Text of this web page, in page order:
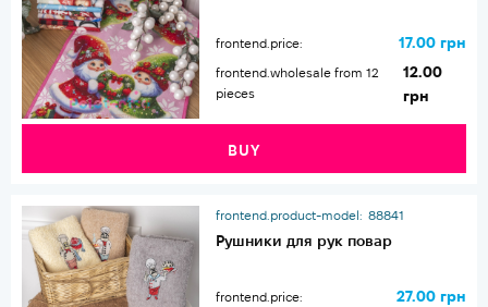
frontend.price: 17.00 грн
frontend.wholesale from 12
pieces
12.00
грн
BUY
frontend.product-model: 88841
Рушники для рук повар
frontend.price: 27.00 грн